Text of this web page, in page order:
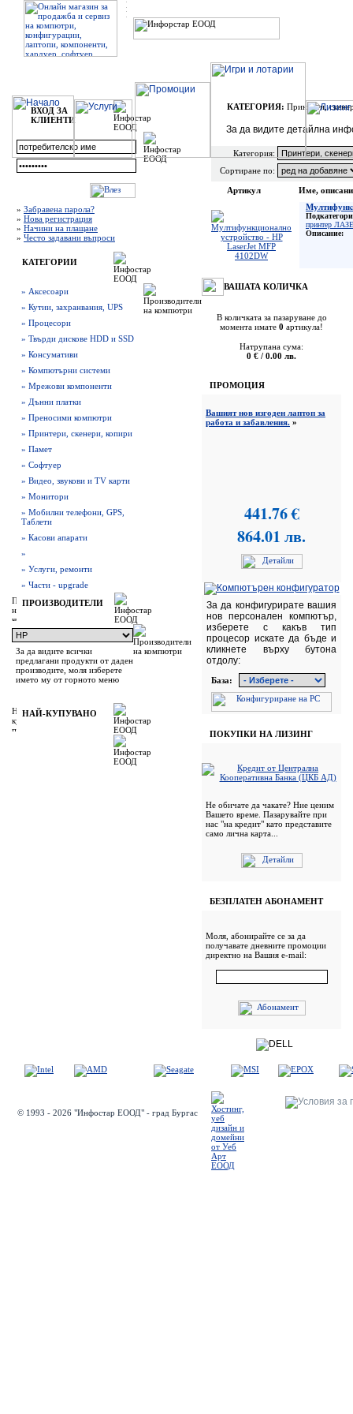
ВХОД ЗА
КЛИЕНТИ
» Забравена парола?
» Нова регистрация
» Начини на плащане
» Често задавани въпроси
КАТЕГОРИИ
» Аксесоари
» Кутии, захранвания, UPS
» Процесори
» Твърди дискове HDD и SSD
» Консумативи
» Компютърни системи
» Мрежови компоненти
» Дънни платки
» Преносими компютри
» Принтери, скенери, копири
» Памет
» Софтуер
» Видео, звукови и TV карти
» Монитори
» Мобилни телефони, GPS,
Таблети
» Касови апарати
»
» Услуги, ремонти
» Части - upgrade
ПРОИЗВОДИТЕЛИ
За да видите всички
предлагани продукти от даден
производите, моля изберете
името му от горното меню
НАЙ-КУПУВАНО
КАТЕГОРИЯ: Принтери,
За да видите детайлна
Категория:
Сортиране по:
Артикул
Име,
принтер
Описание:
ВАШАТА КОЛИЧКА
В количката за пазаруване до
момента имате 0 артикула!
Натрупана сума:
0 € / 0.00 лв.
ПРОМОЦИЯ
Вашият нов изгоден лаптоп за
работа и забавления. »
441.76 €
864.01 лв.
За да конфигурирате вашия
нов персонален компютър,
изберете с какъв тип
процесор искате да бъде и
кликнете върху бутона
отдолу:
База:
ПОКУПКИ НА ЛИЗИНГ
Не обичате да чакате? Ние ценим
Вашето време. Пазарувайте при
нас "на кредит" като представите
само лична карта...
БЕЗПЛАТЕН АБОНАМЕНТ
Моля, абонирайте се за да
получавате дневните промоции
директно на Вашия e-mail:
© 1993 - 2026 "Инфостар ЕООД" - град Бургас